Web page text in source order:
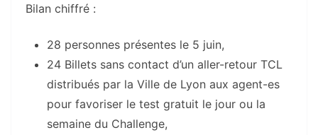
Bilan chiffré :
28 personnes présentes le 5 juin,
24 Billets sans contact d’un aller-retour TCL
distribués par la Ville de Lyon aux agent-es
pour favoriser le test gratuit le jour ou la
semaine du Challenge,